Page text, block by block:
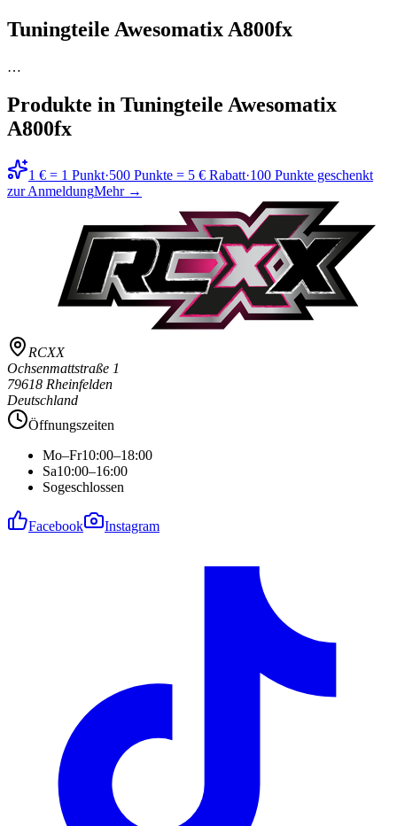
Tuningteile Awesomatix A800fx
…
Produkte in Tuningteile Awesomatix
A800fx
1 € = 1 Punkt·500 Punkte = 5 € Rabatt·100 Punkte geschenkt
zur AnmeldungMehr →
RCXX
Ochsenmattstraße 1
79618 Rheinfelden
Deutschland
Öffnungszeiten
Mo–Fr10:00–18:00
Sa10:00–16:00
Sogeschlossen
Facebook Instagram